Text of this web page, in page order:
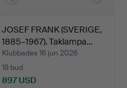
JOSEF FRANK (SVERIGE,
1885–1967). Taklampa…
Klubbades 16 jun 2026
19 bud
897 USD